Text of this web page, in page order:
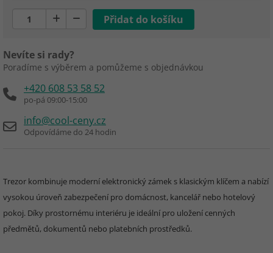
Nevíte si rady?
Poradíme s výběrem a pomůžeme s objednávkou
+420 608 53 58 52
po-pá 09:00-15:00
info@cool-ceny.cz
Odpovídáme do 24 hodin
Trezor kombinuje moderní elektronický zámek s klasickým klíčem a nabízí
vysokou úroveň zabezpečení pro domácnost, kancelář nebo hotelový
pokoj. Díky prostornému interiéru je ideální pro uložení cenných
předmětů, dokumentů nebo platebních prostředků.